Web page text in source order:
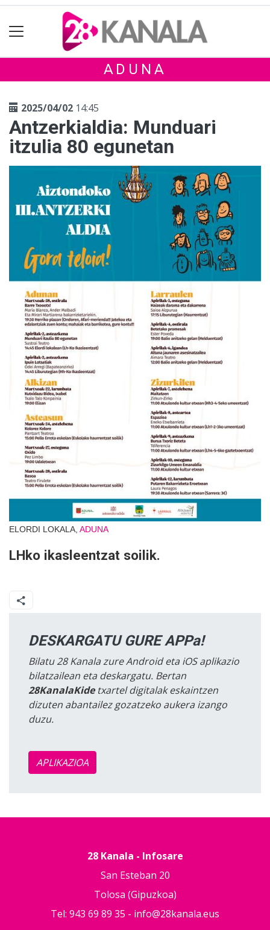
ADUNA
2025/04/02 14:45
Antzerkialdia: Munduari
itzulia 80 egunetan
ELORDI LOKALA, ADUNA
LHko ikasleentzat soilik.
DESKARGATU GURE APPa!
Bilatu 28 Kanala zure Android eta iOS aplikazio
bilatzailean eta deskargatu. Bertan
28KanalaKidetxartel digitalak eskaintzen
dizuten abantailez gozatzeko aukera izango
duzu.
APLIKAZIOA
28 Kanala - Infosare
San Esteban 20
Tolosa (Gipuzkoa)
Tel: 943 69 89 35 - info@28kanala.eus